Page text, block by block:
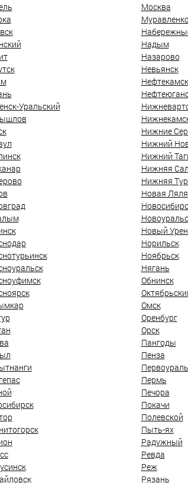
Уральский
Москва
Надым
Назарово
Невьянск
Нефтекамск
Нижние
Нижний
Нижний
Нижняя
Нижняя
Новая Ляля
Новый
Норильск
Ноябрьск
Нягань
Обнинск
Омск
Оренбург
Орск
Пангоды
Пенза
Пермь
Печора
Покачи
Полевской
Пыть-ях
Радужный
Ревда
Реж
Рязань